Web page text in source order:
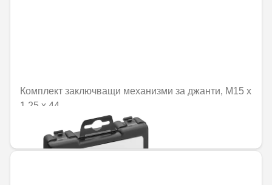
Комплект заключващи механизми за джанти, M15 x
1,25 x 44
110,12 € / 215,38 лв.